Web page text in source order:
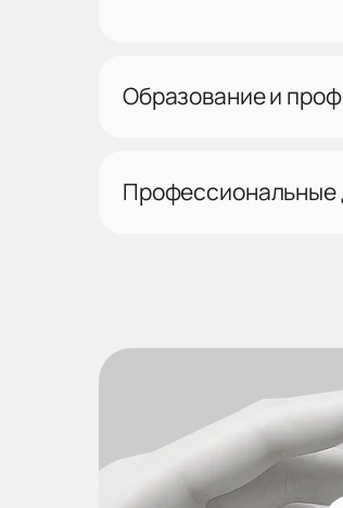
Образование и
Профессиональные